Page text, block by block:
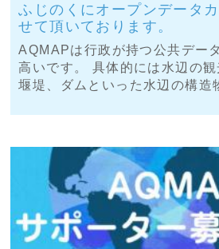
ふじのくにオープンデータ
せて頂いております。
AQMAPは行政が持つ公共デー
高いです。 具体的には水辺の
堰堤、ダムといった水辺の構造